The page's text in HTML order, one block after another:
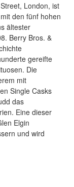
London, ist
den fünf hohen
ältester
Berry Bros. &
gereifte
Die
mit
Single Casks
das
Eine dieser
Elgin
und wird